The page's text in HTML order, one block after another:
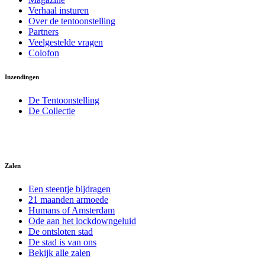
Verhaal insturen
Over de tentoonstelling
Partners
Veelgestelde vragen
Colofon
Inzendingen
De Tentoonstelling
De Collectie
Zalen
Een steentje bijdragen
21 maanden armoede
Humans of Amsterdam
Ode aan het lockdowngeluid
De ontsloten stad
De stad is van ons
Bekijk alle zalen